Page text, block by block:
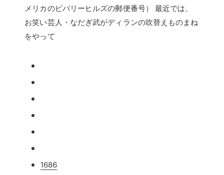
メリカのビバリーヒルズの郵便番号） 最近では、
お笑い芸人・なだぎ武がディランの吹替えものまね
をやって
1686